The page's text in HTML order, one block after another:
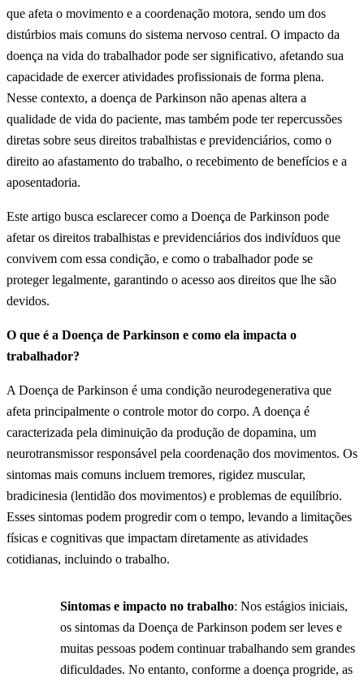
que afeta o movimento e a coordenação motora, sendo um dos
distúrbios mais comuns do sistema nervoso central. O impacto da
doença na vida do trabalhador pode ser significativo, afetando sua
capacidade de exercer atividades profissionais de forma plena.
Nesse contexto, a doença de Parkinson não apenas altera a
qualidade de vida do paciente, mas também pode ter repercussões
diretas sobre seus direitos trabalhistas e previdenciários, como o
direito ao afastamento do trabalho, o recebimento de benefícios e a
aposentadoria.
Este artigo busca esclarecer como a Doença de Parkinson pode
afetar os direitos trabalhistas e previdenciários dos indivíduos que
convivem com essa condição, e como o trabalhador pode se
proteger legalmente, garantindo o acesso aos direitos que lhe são
devidos.
O que é a Doença de Parkinson e como ela impacta o
trabalhador?
A Doença de Parkinson é uma condição neurodegenerativa que
afeta principalmente o controle motor do corpo. A doença é
caracterizada pela diminuição da produção de dopamina, um
neurotransmissor responsável pela coordenação dos movimentos. Os
sintomas mais comuns incluem tremores, rigidez muscular,
bradicinesia (lentidão dos movimentos) e problemas de equilíbrio.
Esses sintomas podem progredir com o tempo, levando a limitações
físicas e cognitivas que impactam diretamente as atividades
cotidianas, incluindo o trabalho.
Sintomas e impacto no trabalho: Nos estágios iniciais,
os sintomas da Doença de Parkinson podem ser leves e
muitas pessoas podem continuar trabalhando sem grandes
dificuldades. No entanto, conforme a doença progride, as